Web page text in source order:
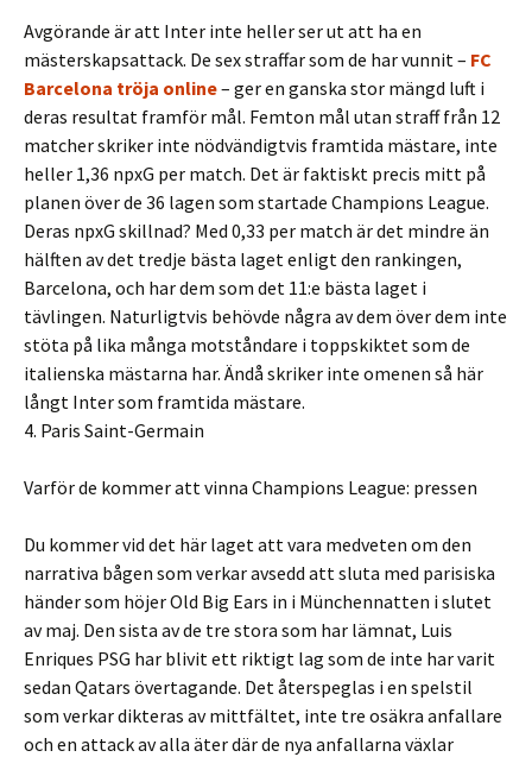
Avgörande är att Inter inte heller ser ut att ha en
mästerskapsattack. De sex straffar som de har vunnit – FC
Barcelona tröja online– ger en ganska stor mängd luft i
deras resultat framför mål. Femton mål utan straff från 12
matcher skriker inte nödvändigtvis framtida mästare, inte
heller 1,36 npxG per match. Det är faktiskt precis mitt på
planen över de 36 lagen som startade Champions League.
Deras npxG skillnad? Med 0,33 per match är det mindre än
hälften av det tredje bästa laget enligt den rankingen,
Barcelona, ​​och har dem som det 11:e bästa laget i
tävlingen. Naturligtvis behövde några av dem över dem inte
stöta på lika många motståndare i toppskiktet som de
italienska mästarna har. Ändå skriker inte omenen så här
långt Inter som framtida mästare.
4. Paris Saint-Germain
Varför de kommer att vinna Champions League: pressen
Du kommer vid det här laget att vara medveten om den
narrativa bågen som verkar avsedd att sluta med parisiska
händer som höjer Old Big Ears in i Münchennatten i slutet
av maj. Den sista av de tre stora som har lämnat, Luis
Enriques PSG har blivit ett riktigt lag som de inte har varit
sedan Qatars övertagande. Det återspeglas i en spelstil
som verkar dikteras av mittfältet, inte tre osäkra anfallare
och en attack av alla äter där de nya anfallarna växlar